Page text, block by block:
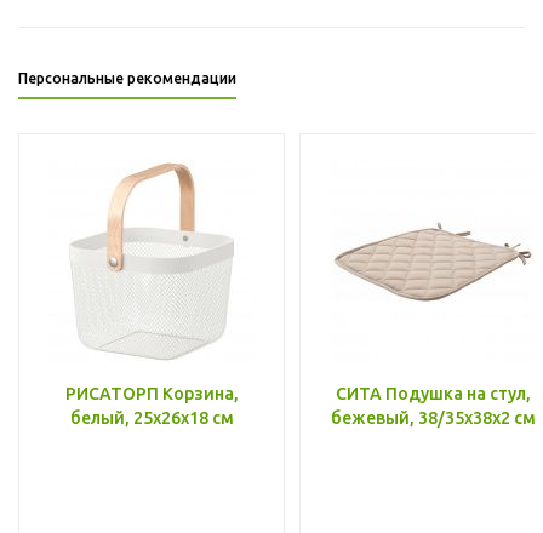
Персональные рекомендации
РИСАТОРП Корзина,
белый, 25x26x18 см
СИТА Подушка на стул,
бежевый, 38/35x38x2 см